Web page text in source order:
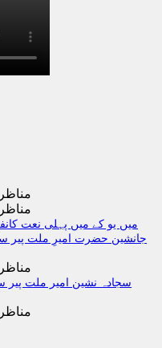
459 مناظر
437 مناظر
جانشین حضرت امیرِ ملت پیر
476 مناظر
سجادہ نشین امیر ملت
520 مناظر